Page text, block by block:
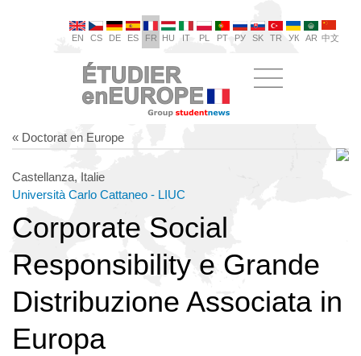
EN CS DE ES FR HU IT PL PT РУ SK TR УК AR 中文
« Doctorat en Europe
Castellanza, Italie
Università Carlo Cattaneo - LIUC
Corporate Social
Responsibility e Grande
Distribuzione Associata in
Europa